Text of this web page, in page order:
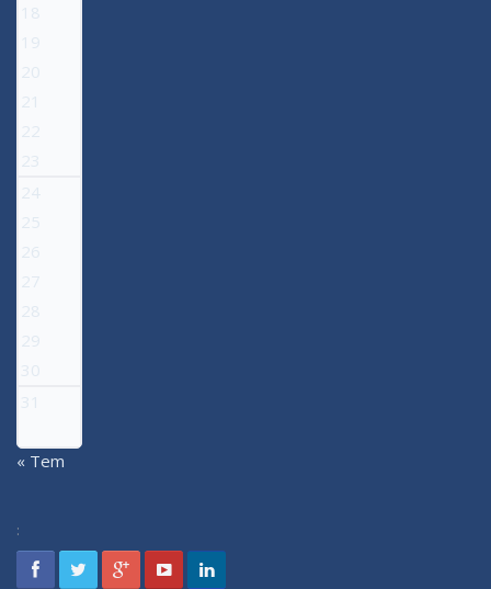
18
19
20
21
22
23
24
25
26
27
28
29
30
31
« Tem
: